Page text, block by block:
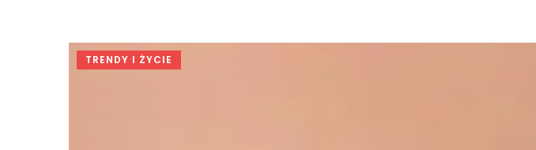
TRENDY I ŻYCIE